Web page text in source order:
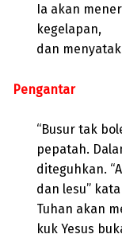
Ia akan
kegelapan,
dan
Pengantar
“Busur tak
pepatah.
diteguhkan.
dan lesu”
Tuhan akan
kuk Yesus